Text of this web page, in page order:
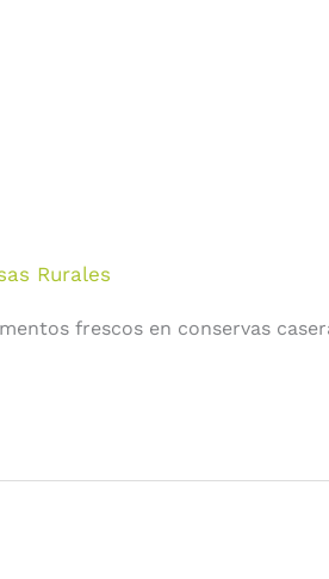
Rurales
frescos en conservas